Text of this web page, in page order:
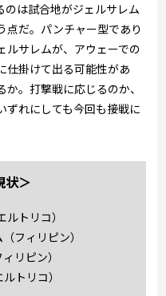
のは試合地がジェルサレム
点だ。パンチャー型であり
ルサレムが、アウェーでの
仕掛けて出る可能性があ
。打撃戦に応じるのか、
ずれにしても今回も接戦に
状＞
トリコ）
フィリピン）
リピン）
トリコ）